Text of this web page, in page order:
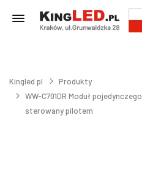
Kingled.pl
Produkty
WW-C701DR Moduł
sterowany pilotem